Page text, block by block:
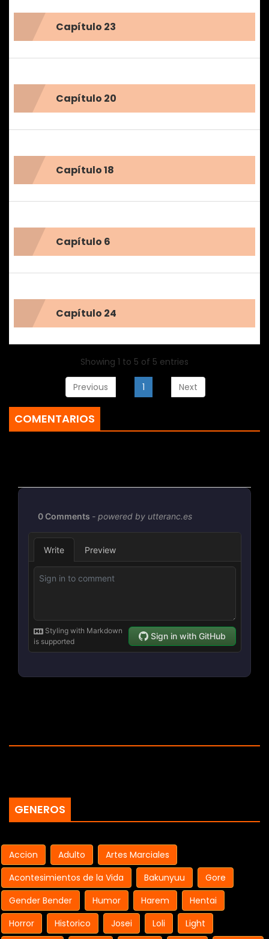
Capítulo 23
Capítulo 20
Capítulo 18
Capítulo 6
Capítulo 24
Showing 1 to 5 of 5 entries
Previous 1 Next
COMENTARIOS
GENEROS
Accion Adulto
Artes Marciales
Acontesimientos de la Vida
Bakunyuu
Gore
Gender Bender
Humor Harem
Hentai
Horror
Historico Josei Loli
Light